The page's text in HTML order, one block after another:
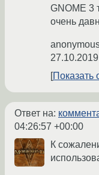
GNOME 3
очень
Показать
Ответ на:
04:26:57 +00:00
К